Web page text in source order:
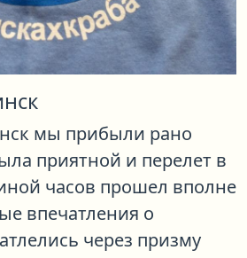
мы прибыли рано
приятной и перелет в
часов прошел вполне
впечатления о
через призму